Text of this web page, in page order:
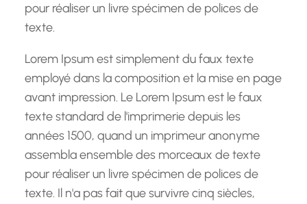
pour réaliser un livre spécimen de polices de
texte.
Lorem Ipsum est simplement du faux texte
employé dans la composition et la mise en page
avant impression. Le Lorem Ipsum est le faux
texte standard de l'imprimerie depuis les
années 1500, quand un imprimeur anonyme
assembla ensemble des morceaux de texte
pour réaliser un livre spécimen de polices de
texte. Il n'a pas fait que survivre cinq siècles,